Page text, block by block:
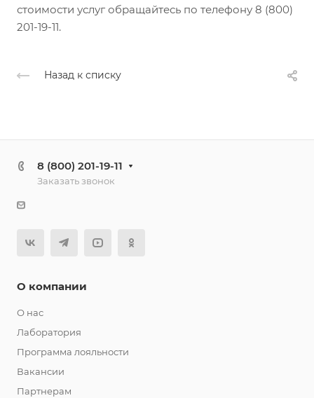
стоимости услуг обращайтесь по телефону 8 (800)
201-19-11.
Назад к списку
8 (800) 201-19-11
Заказать звонок
О компании
О нас
Лаборатория
Программа лояльности
Вакансии
Партнерам